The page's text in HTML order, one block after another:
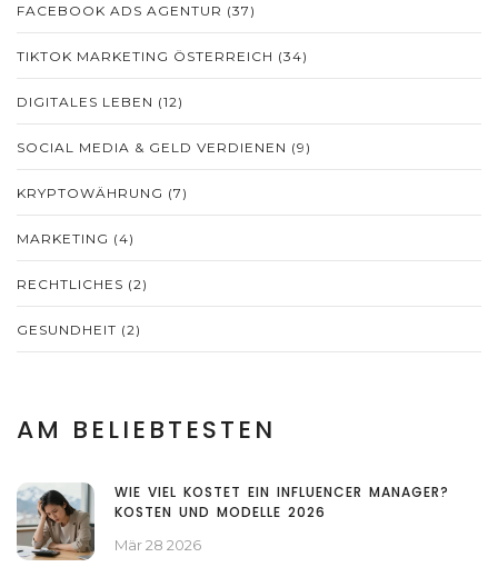
FACEBOOK ADS AGENTUR (37)
TIKTOK MARKETING ÖSTERREICH (34)
DIGITALES LEBEN (12)
SOCIAL MEDIA & GELD VERDIENEN (9)
KRYPTOWÄHRUNG (7)
MARKETING (4)
RECHTLICHES (2)
GESUNDHEIT (2)
AM BELIEBTESTEN
WIE VIEL KOSTET EIN INFLUENCER MANAGER?
KOSTEN UND MODELLE 2026
Mär 28 2026